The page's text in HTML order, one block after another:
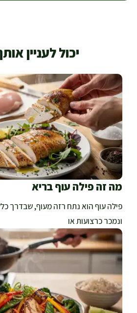
יכול לעניין
מה זה פילה עוף בריא
פילה עוף הוא נתח רזה מעוף, שבדרך
ונמכר כרצועות או